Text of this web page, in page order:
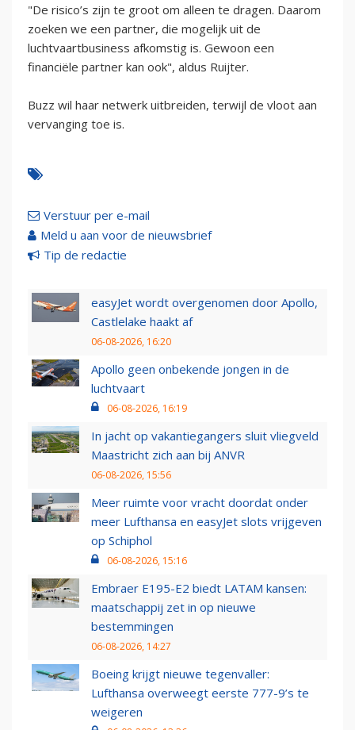
"De risico’s zijn te groot om alleen te dragen. Daarom
zoeken we een partner, die mogelijk uit de
luchtvaartbusiness afkomstig is. Gewoon een
financiële partner kan ook", aldus Ruijter.
Buzz wil haar netwerk uitbreiden, terwijl de vloot aan
vervanging toe is.
Verstuur per e-mail
Meld u aan voor de nieuwsbrief
Tip de redactie
easyJet wordt overgenomen door Apollo,
Castlelake haakt af
06-08-2026, 16:20
Apollo geen onbekende jongen in de
luchtvaart
06-08-2026, 16:19
In jacht op vakantiegangers sluit vliegveld
Maastricht zich aan bij ANVR
06-08-2026, 15:56
Meer ruimte voor vracht doordat onder
meer Lufthansa en easyJet slots vrijgeven
op Schiphol
06-08-2026, 15:16
Embraer E195-E2 biedt LATAM kansen:
maatschappij zet in op nieuwe
bestemmingen
06-08-2026, 14:27
Boeing krijgt nieuwe tegenvaller:
Lufthansa overweegt eerste 777-9’s te
weigeren